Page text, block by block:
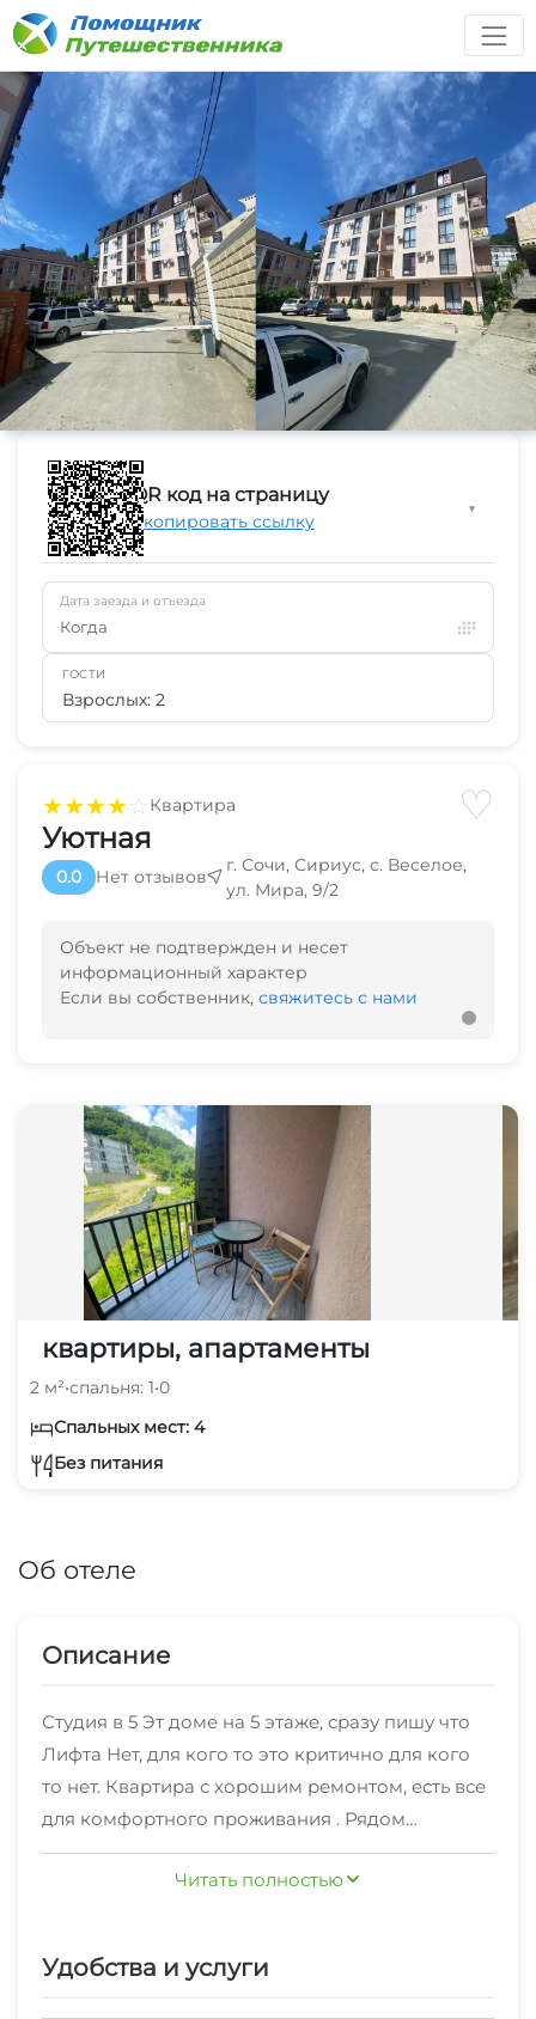
★★★★☆Квартира ♡
Уютная
0.0 Нет отзывов
г. Сочи, Сириус, с. Веселое,
ул. Мира, 9/2
Объект не подтвержден и несет
информационный характер
Если вы собственник, свяжитесь с нами
квартиры, апартаменты
2 м²•спальня: 1•0
Спальных мест: 4
Без питания
Об отеле
Описание
Студия в 5 Эт доме на 5 этаже, сразу пишу что
Лифта Нет, для кого то это критично для кого
то нет. Квартира с хорошим ремонтом, есть все
для комфортного проживания . Рядом
остановки, магазин пятерочка, магнит, пекарни,
кафе и т. Д. 15-20 мин пешком и Вы на границе
квартиру, и думаю отдых Вам
Читать полностью
Удобства и услуги
QR код на страницу
Скопировать ссылку
▼
Дата заезда и отъезда
Когда
ГОСТИ
Взрослых: 2